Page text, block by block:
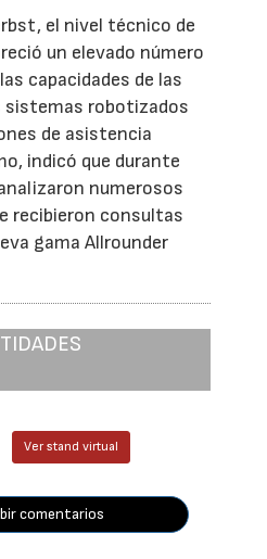
el nivel técnico de
un elevado número
capacidades de las
sistemas robotizados
de asistencia
indicó que durante
numerosos
recibieron consultas
gama Allrounder
Ver stand virtual
comentarios